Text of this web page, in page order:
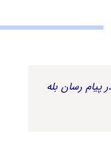
پیام رسان بله